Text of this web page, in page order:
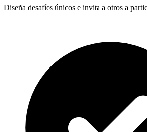
Diseña desafíos únicos e invita a otros a